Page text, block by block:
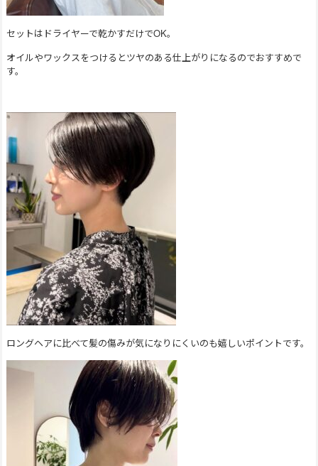
セットはドライヤーで乾かすだけでOK。
オイルやワックスをつけるとツヤのある仕上がりになるのでおすすめで
す。
ロングヘアに比べて髪の傷みが気になりにくいのも嬉しいポイントです。